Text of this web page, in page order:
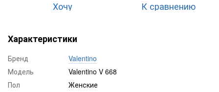
Хочу К сравнению
Характеристики
Бренд
Valentino
Модель
Valentino V 668
Пол
Женские